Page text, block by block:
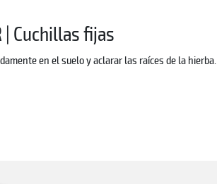
| Cuchillas fijas
en el suelo y aclarar las raíces de la hierba.